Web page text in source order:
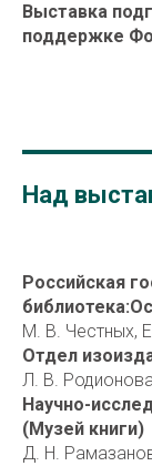
Выставка
поддержке
Над
Российская
библиотека:
М. В. Честных,
Отдел
Л. В.
Научно-
(Музей книги)
Д. Н.